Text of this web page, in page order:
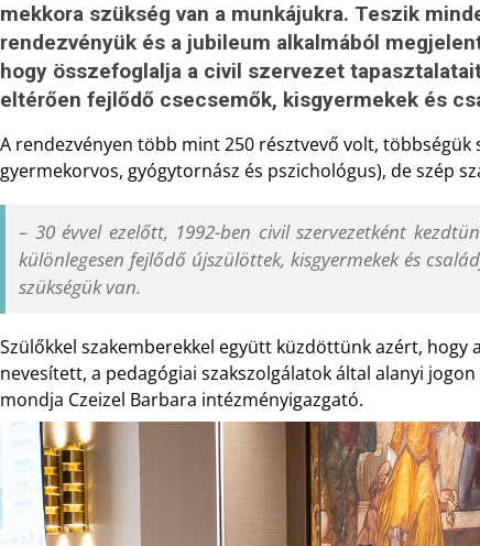
mekkora szükség van a munkájukra. Teszik
rendezvényük és a jubileum alkalmából
hogy összefoglalja a civil szervezet
eltérően fejlődő csecsemők, kisgyermekek és
A rendezvényen több mint 250 résztvevő volt, többségük
gyermekorvos, gyógytornász és pszichológus), de szép
– 30 évvel ezelőtt, 1992-ben civil szervezetként
különlegesen fejlődő újszülöttek, kisgyermekek és
szükségük van.
Szülőkkel szakemberekkel együtt küzdöttünk azért, hogy
nevesített, a pedagógiai szakszolgálatok által alanyi
mondja Czeizel Barbara intézményigazgató.